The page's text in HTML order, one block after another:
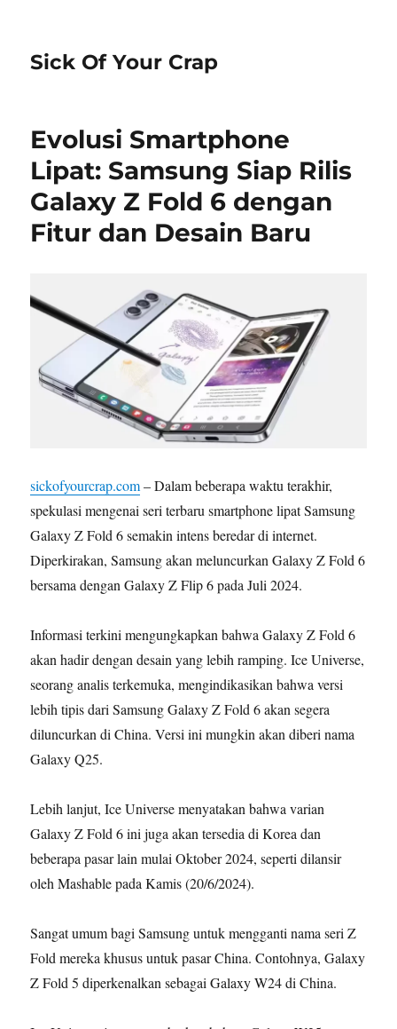
Sick Of Your Crap
Evolusi Smartphone
Lipat: Samsung Siap Rilis
Galaxy Z Fold 6 dengan
Fitur dan Desain Baru
sickofyourcrap.com– Dalam beberapa waktu terakhir,
spekulasi mengenai seri terbaru smartphone lipat Samsung
Galaxy Z Fold 6 semakin intens beredar di internet.
Diperkirakan, Samsung akan meluncurkan Galaxy Z Fold 6
bersama dengan Galaxy Z Flip 6 pada Juli 2024.
Informasi terkini mengungkapkan bahwa Galaxy Z Fold 6
akan hadir dengan desain yang lebih ramping. Ice Universe,
seorang analis terkemuka, mengindikasikan bahwa versi
lebih tipis dari Samsung Galaxy Z Fold 6 akan segera
diluncurkan di China. Versi ini mungkin akan diberi nama
Galaxy Q25.
Lebih lanjut, Ice Universe menyatakan bahwa varian
Galaxy Z Fold 6 ini juga akan tersedia di Korea dan
beberapa pasar lain mulai Oktober 2024, seperti dilansir
oleh Mashable pada Kamis (20/6/2024).
Sangat umum bagi Samsung untuk mengganti nama seri Z
Fold mereka khusus untuk pasar China. Contohnya, Galaxy
Z Fold 5 diperkenalkan sebagai Galaxy W24 di China.